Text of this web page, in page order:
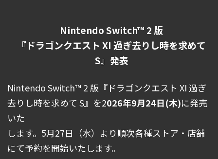
Nintendo Switch™ 2 版
『ドラゴンクエスト XI 過ぎ去りし時を求めて
S』発表
Nintendo Switch™ 2 版『ドラゴンクエスト XI 過ぎ
去りし時を求めて S』を2026年9⽉24⽇(⽊)に発売
いた
します。5⽉27⽇（⽔）より順次各種ストア・店舗
にて予約を開始いたします。